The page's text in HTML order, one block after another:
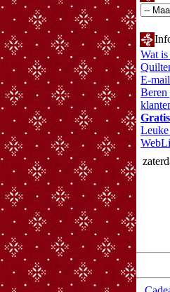
Wat
E-
Beren